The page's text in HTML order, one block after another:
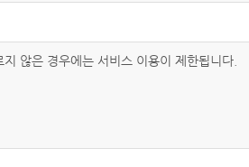
않은 경우에는 서비스 이용이 제한됩니다.